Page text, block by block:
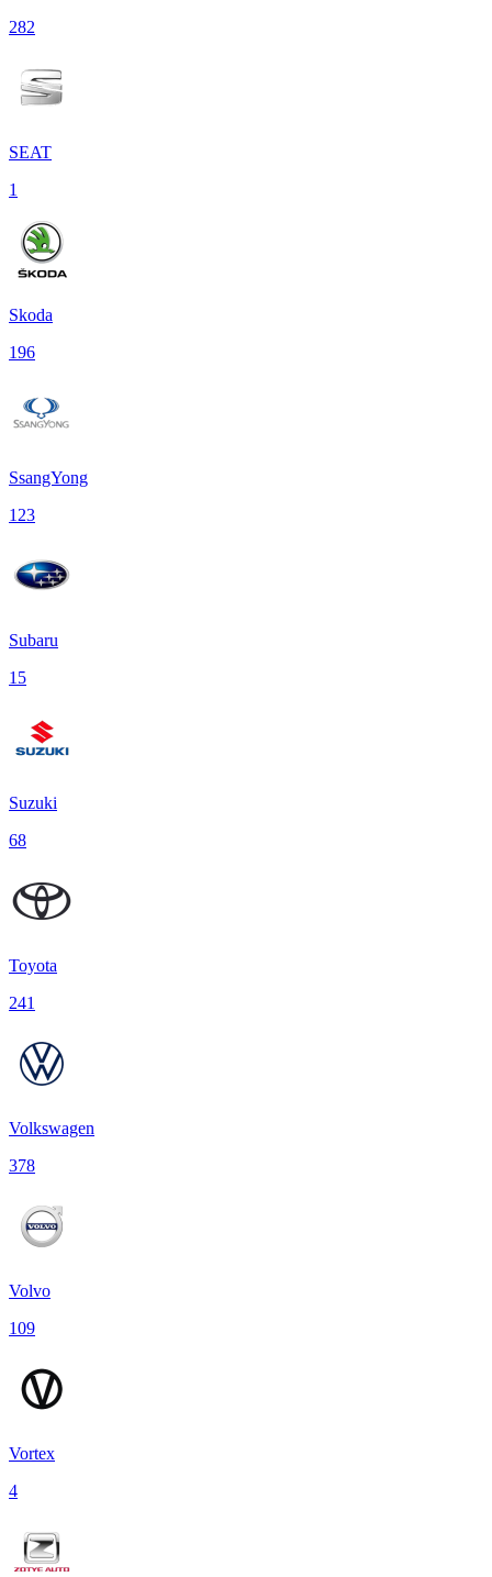
282
SEAT
1
Skoda
196
SsangYong
123
Subaru
15
Suzuki
68
Toyota
241
Volkswagen
378
Volvo
109
Vortex
4